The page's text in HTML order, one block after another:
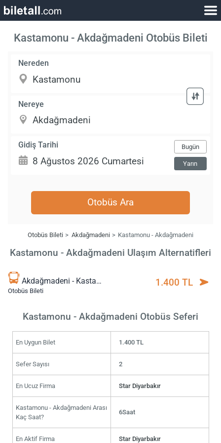
Kastamonu - Akdağmadeni Otobüs Bileti
Nereden
Nereye
Gidiş Tarihi Bugün
Yarın
Otobüs Ara
Otobüs Bileti Akdağmadeni Kastamonu - Akdağmadeni
Kastamonu - Akdağmadeni Ulaşım Alternatifleri
Akdağmadeni - Kastamonu
Otobüs Bileti
1.400 TL
Kastamonu - Akdağmadeni Otobüs Seferi
En Uygun Bilet 1.400 TL
Sefer Sayısı 2
En Ucuz Firma Star Diyarbakır
Kastamonu - Akdağmadeni Arası
Kaç Saat?
6Saat
En Aktif Firma Star Diyarbakır